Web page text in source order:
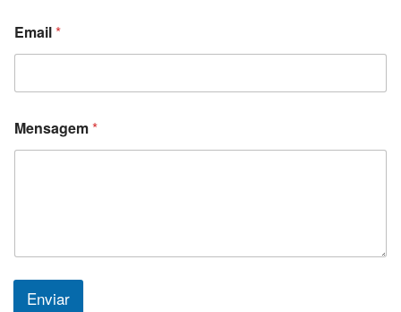
Email*
Mensagem*
Enviar